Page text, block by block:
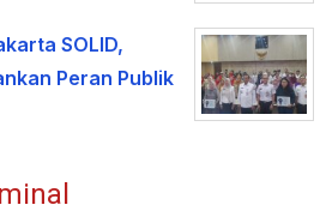
SOLID,
Peran Publik